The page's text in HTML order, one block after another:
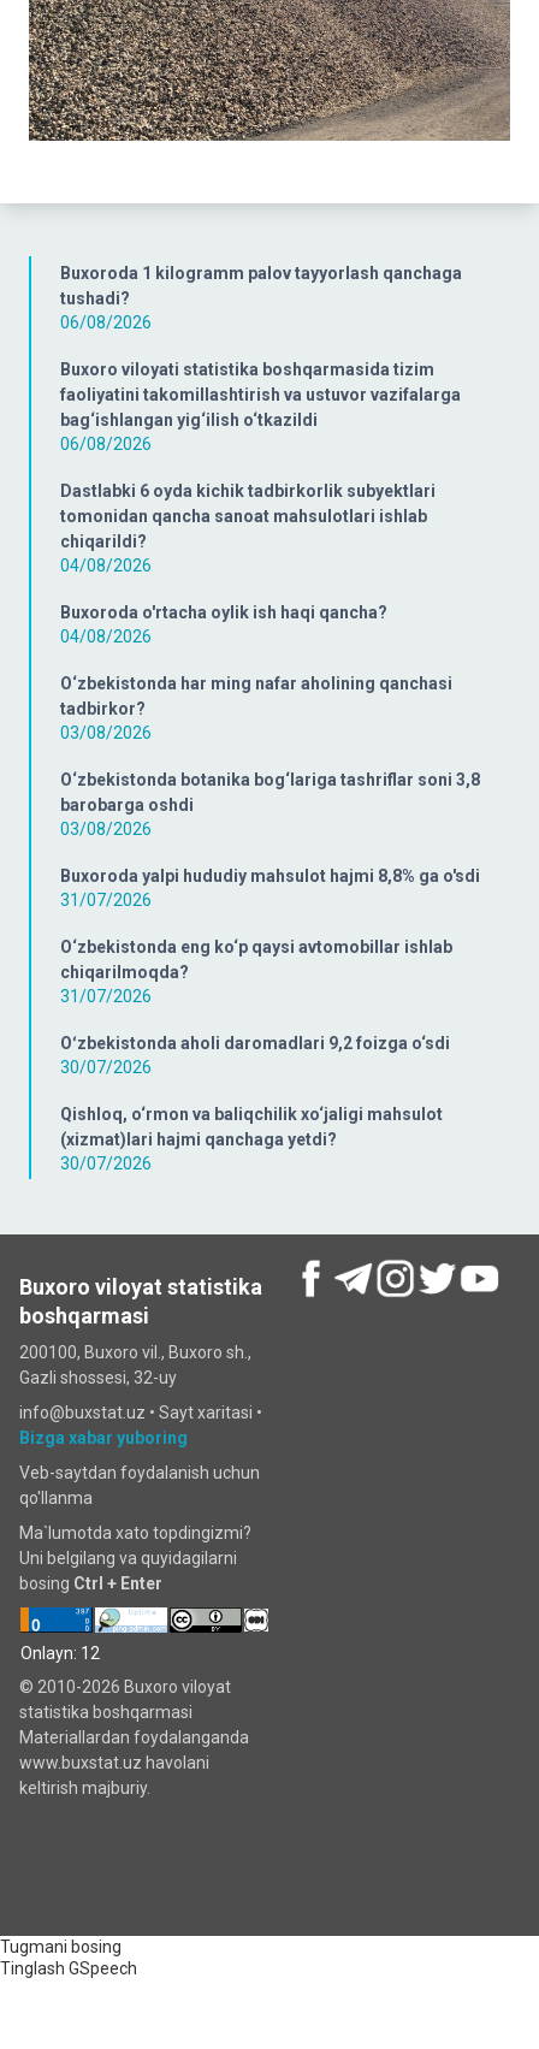
Buxoroda 1 kilogramm palov tayyorlash qanchaga
tushadi?
06/08/2026
Buxoro viloyati statistika boshqarmasida tizim
faoliyatini takomillashtirish va ustuvor vazifalarga
bag‘ishlangan yig‘ilish o‘tkazildi
06/08/2026
Dastlabki 6 oyda kichik tadbirkorlik subyektlari
tomonidan qancha sanoat mahsulotlari ishlab
chiqarildi?
04/08/2026
Buxoroda o'rtacha oylik ish haqi qancha?
04/08/2026
O‘zbekistonda har ming nafar aholining qanchasi
tadbirkor?
03/08/2026
O‘zbekistonda botanika bog‘lariga tashriflar soni 3,8
barobarga oshdi
03/08/2026
Buxoroda yalpi hududiy mahsulot hajmi 8,8% ga o'sdi
31/07/2026
O‘zbekistonda eng ko‘p qaysi avtomobillar ishlab
chiqarilmoqda?
31/07/2026
Oʻzbekistonda aholi daromadlari 9,2 foizga o‘sdi
30/07/2026
Qishloq, o‘rmon va baliqchilik xo‘jaligi mahsulot
(xizmat)lari hajmi qanchaga yetdi?
30/07/2026
Buxoro viloyat statistika
boshqarmasi
200100, Buxoro vil., Buxoro sh.,
Gazli shossesi, 32-uy
info@buxstat.uz • Sayt xaritasi •
Bizga xabar yuboring
Veb-saytdan foydalanish uchun
qo'llanma
Ma`lumotda xato topdingizmi?
Uni belgilang va quyidagilarni
bosing Ctrl + Enter
Onlayn: 12
© 2010-2026 Buxoro viloyat
statistika boshqarmasi
Materiallardan foydalanganda
www.buxstat.uz havolani
keltirish majburiy.
Tugmani bosing
Tinglash GSpeech